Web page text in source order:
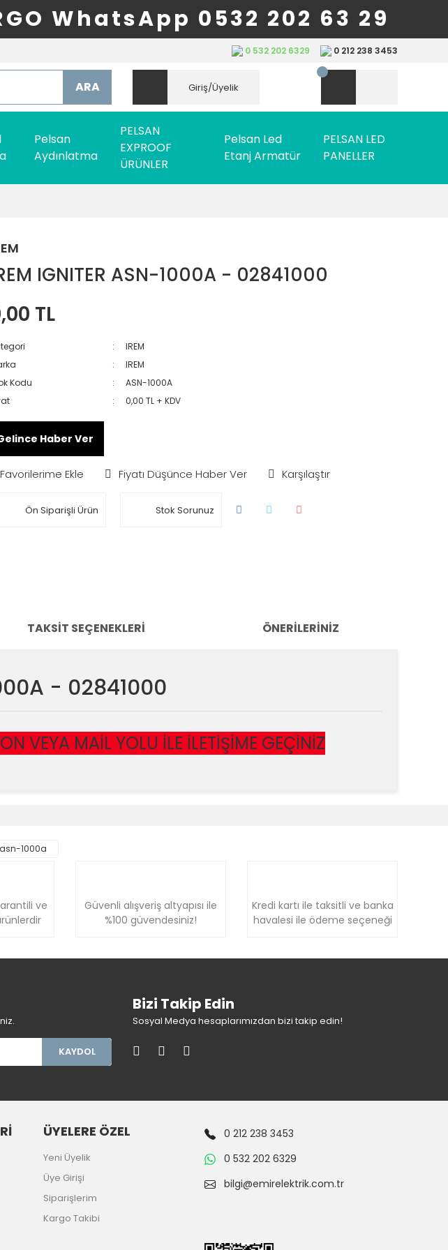
WhatsApp 0532 202 63 29
0 532 202 6329 0 212 238 3453
ARA Giriş/Üyelik
Pelsan
Aydınlatma
PELSAN
EXPROOF
ÜRÜNLER
Pelsan Led
Etanj Armatür
PELSAN LED
PANELLER
IGNITER ASN-1000A - 02841000
TL
IREM
IREM
Kodu
ASN-1000A
0,00 TL + KDV
Haber Ver
Fiyatı Düşünce Haber Ver Karşılaştır
Ön Siparişli Ürün Stok Sorunuz
TAKSIT SEÇENEKLERI ÖNERILERINIZ
- 02841000
VEYA MAİL YOLU İLE İLETİŞİME GEÇİNİZ
asn-1000a
ve
Güvenli alışveriş altyapısı ile
%100 güvendesiniz!
Kredi kartı ile taksitli ve banka
havalesi ile ödeme seçeneği
KAYDOL
Bizi Takip Edin
Sosyal Medya hesaplarımızdan bizi takip edin!
ÜYELERE ÖZEL
Yeni Üyelik
Üye Girişi
Siparişlerim
Kargo Takibi
0 212 238 3453
0 532 202 6329
bilgi@emirelektrik.com.tr